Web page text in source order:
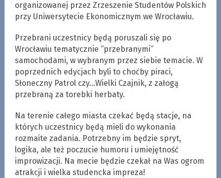
organizowanej przez Zrzeszenie Studentów Polskich
przy Uniwersytecie Ekonomicznym we Wrocławiu.
Przebrani uczestnicy będą poruszali się po
Wrocławiu tematycznie “przebranymi”
samochodami, w wybranym przez siebie temacie. W
poprzednich edycjach byli to choćby piraci,
Słoneczny Patrol czy…Wielki Czajnik, z załogą
przebraną za torebki herbaty.
Na terenie całego miasta czekać będą stacje, na
których uczestnicy będą mieli do wykonania
rozmaite zadania. Potrzebny im będzie spryt,
logika, ale też poczucie humoru i umiejętność
improwizacji. Na mecie będzie czekał na Was ogrom
atrakcji i wielka studencka impreza!